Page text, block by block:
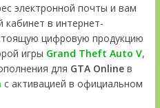
электронной почты и вам
кабинет в интернет-
цифровую продукцию
игры Grand Theft Auto V,
для GTA Onlineв
с активацией в официальном